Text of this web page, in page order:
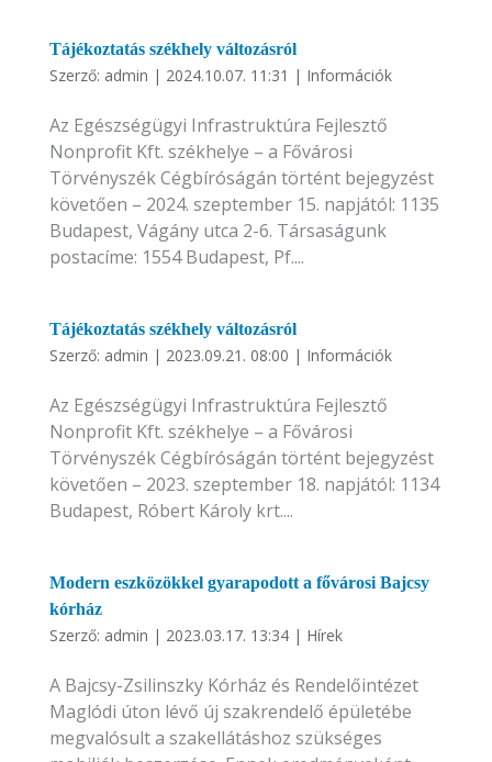
Tájékoztatás székhely változásról
Szerző: admin | 2024.10.07. 11:31 | Információk
Az Egészségügyi Infrastruktúra Fejlesztő
Nonprofit Kft. székhelye – a Fővárosi
Törvényszék Cégbíróságán történt bejegyzést
követően – 2024. szeptember 15. napjától: 1135
Budapest, Vágány utca 2-6. Társaságunk
postacíme: 1554 Budapest, Pf....
Tájékoztatás székhely változásról
Szerző: admin | 2023.09.21. 08:00 | Információk
Az Egészségügyi Infrastruktúra Fejlesztő
Nonprofit Kft. székhelye – a Fővárosi
Törvényszék Cégbíróságán történt bejegyzést
követően – 2023. szeptember 18. napjától: 1134
Budapest, Róbert Károly krt....
Modern eszközökkel gyarapodott a fővárosi Bajcsy
kórház
Szerző: admin | 2023.03.17. 13:34| Hírek
A Bajcsy-Zsilinszky Kórház és Rendelőintézet
Maglódi úton lévő új szakrendelő épületébe
megvalósult a szakellátáshoz szükséges